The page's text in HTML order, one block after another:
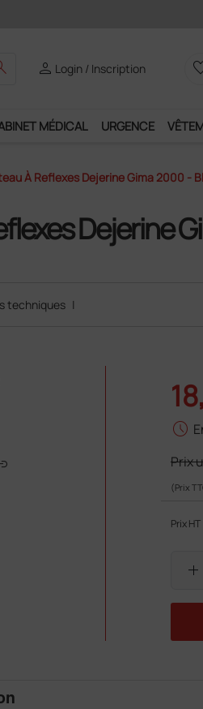
person Login / Inscription
MÉDICAL URGENCE
À Reflexes Dejerine Gima 2000 -
Dejerine
techniques |
schedule
Prix
(Prix
Prix HT
add